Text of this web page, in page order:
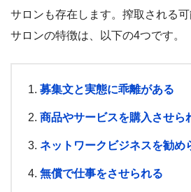
サロンも存在します。搾取される
サロンの特徴は、以下の4つです。
募集文と実態に乖離がある
商品やサービスを購入させら
ネットワークビジネスを勧め
無償で仕事をさせられる